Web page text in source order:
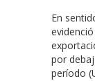
En
por
período